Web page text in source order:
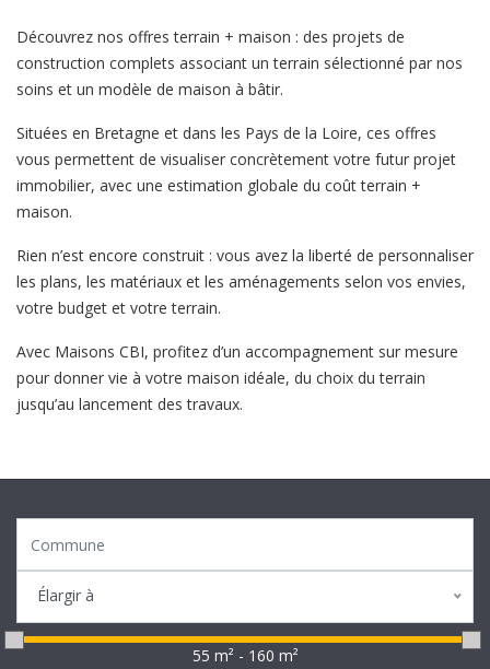
Découvrez nos offres terrain + maison : des projets de
construction complets associant un terrain sélectionné par nos
soins et un modèle de maison à bâtir.
Situées en Bretagne et dans les Pays de la Loire, ces offres
vous permettent de visualiser concrètement votre futur projet
immobilier, avec une estimation globale du coût terrain +
maison.
Rien n’est encore construit : vous avez la liberté de personnaliser
les plans, les matériaux et les aménagements selon vos envies,
votre budget et votre terrain.
Avec Maisons CBI, profitez d’un accompagnement sur mesure
pour donner vie à votre maison idéale, du choix du terrain
jusqu’au lancement des travaux.
Élargir à
55 m² - 160 m²